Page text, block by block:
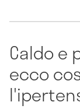
Caldo e
ecco